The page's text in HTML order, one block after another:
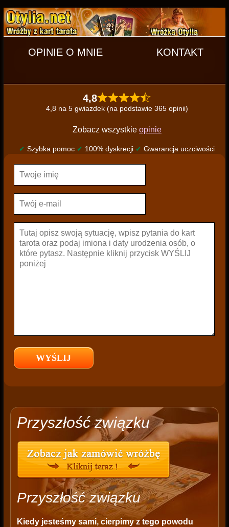
OPINIE O MNIE KONTAKT
4,8
4,8 na 5 gwiazdek (na podstawie 365 opinii)
Zobacz wszystkie opinie
✔ Szybka pomoc ✔ 100% dyskrecji ✔ Gwarancja uczciwości
Przyszłość związku
Przyszłość związku
Kiedy jesteśmy sami, cierpimy z tego powodu